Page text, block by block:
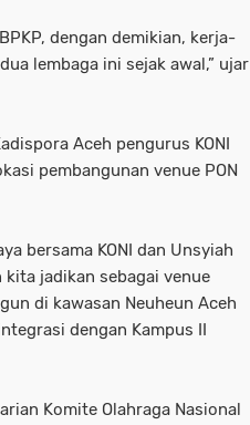
dengan demikian, kerja-
lembaga ini sejak awal,” ujar
Aceh pengurus KONI
pembangunan venue PON
bersama KONI dan Unsyiah
jadikan sebagai venue
di kawasan Neuheun Aceh
dengan Kampus II
Komite Olahraga Nasional